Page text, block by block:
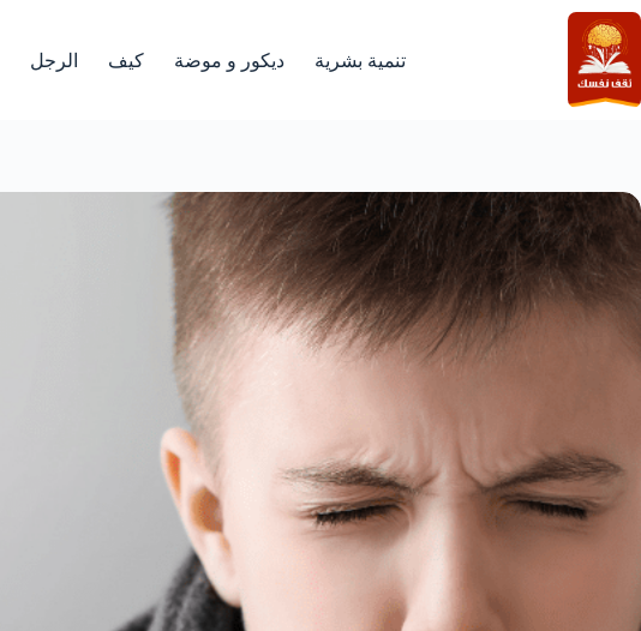
التجاوز
إلى
المحتوى
تنمية بشرية ديكور و موضة كيف الرجل